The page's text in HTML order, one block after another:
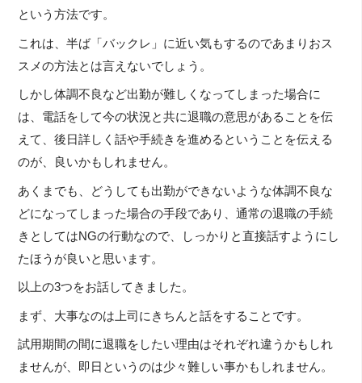
という方法です。
これは、半ば「バックレ」に近い気もするのであまりおス
スメの方法とは言えないでしょう。
しかし体調不良など出勤が難しくなってしまった場合に
は、電話をして今の状況と共に退職の意思があることを伝
えて、後日詳しく話や手続きを進めるということを伝える
のが、良いかもしれません。
あくまでも、どうしても出勤ができないような体調不良な
どになってしまった場合の手段であり、通常の退職の手続
きとしてはNGの行動なので、しっかりと直接話すようにし
たほうが良いと思います。
以上の3つをお話してきました。
まず、大事なのは上司にきちんと話をすることです。
試用期間の間に退職をしたい理由はそれぞれ違うかもしれ
ませんが、即日というのは少々難しい事かもしれません。